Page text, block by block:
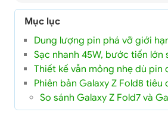
Mục lục
Dung lượng pin phá vỡ giới
Sạc nhanh 45W, bước tiến
Thiết kế vẫn mỏng nhẹ dù pin
Phiên bản Galaxy Z Fold8
So sánh Galaxy Z Fold7 và